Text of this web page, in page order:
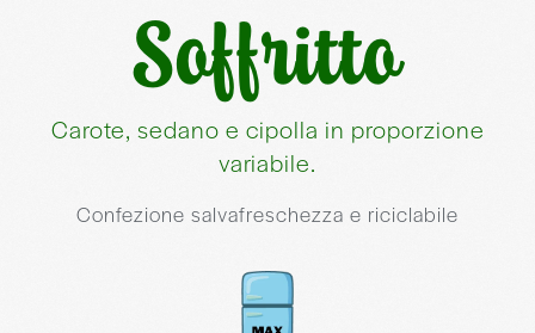
Soffritto
Carote, sedano e cipolla in proporzione
variabile.
Confezione salvafreschezza e riciclabile